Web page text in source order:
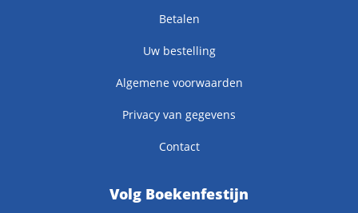
Betalen
Uw bestelling
Algemene voorwaarden
Privacy van gegevens
Contact
Volg Boekenfestijn